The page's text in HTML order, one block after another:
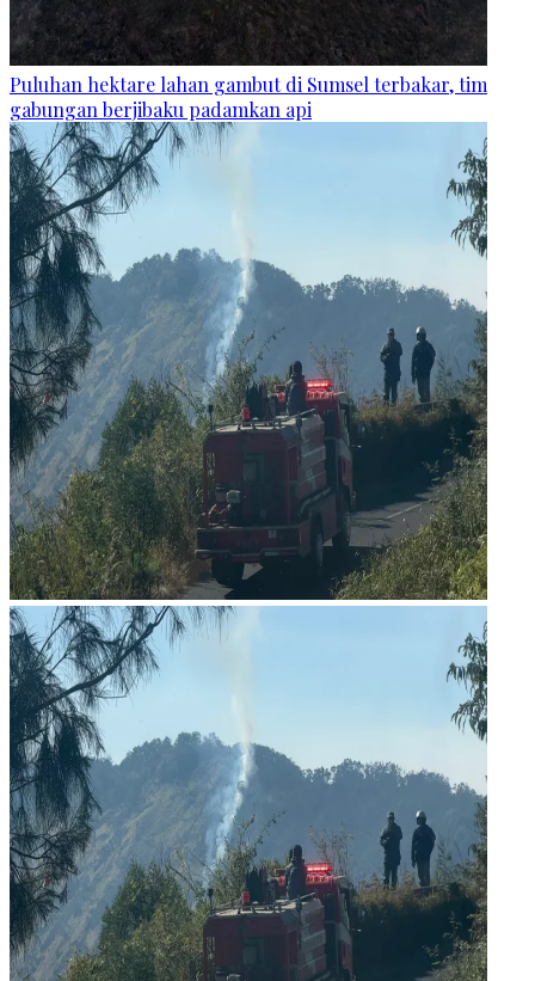
Puluhan hektare lahan gambut di Sumsel terbakar, tim
gabungan berjibaku padamkan api